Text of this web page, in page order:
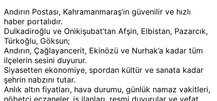
Andırın Postası, Kahramanmaraş’ın güvenilir ve hızlı
haber portalıdır.
Dulkadiroğlu ve Onikişubat’tan Afşin, Elbistan, Pazarcık,
Türkoğlu, Göksun;
Andırın, Çağlayancerit, Ekinözü ve Nurhak’a kadar tüm
ilçelerin sesini duyurur.
Siyasetten ekonomiye, spordan kültür ve sanata kadar
şehrin nabzını tutar.
Anlık altın fiyatları, hava durumu, günlük namaz vakitleri,